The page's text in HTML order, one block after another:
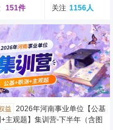
151件 关注 1156人
益
2026年河南事业单位【公基
主观题】集训营-下半年（含图